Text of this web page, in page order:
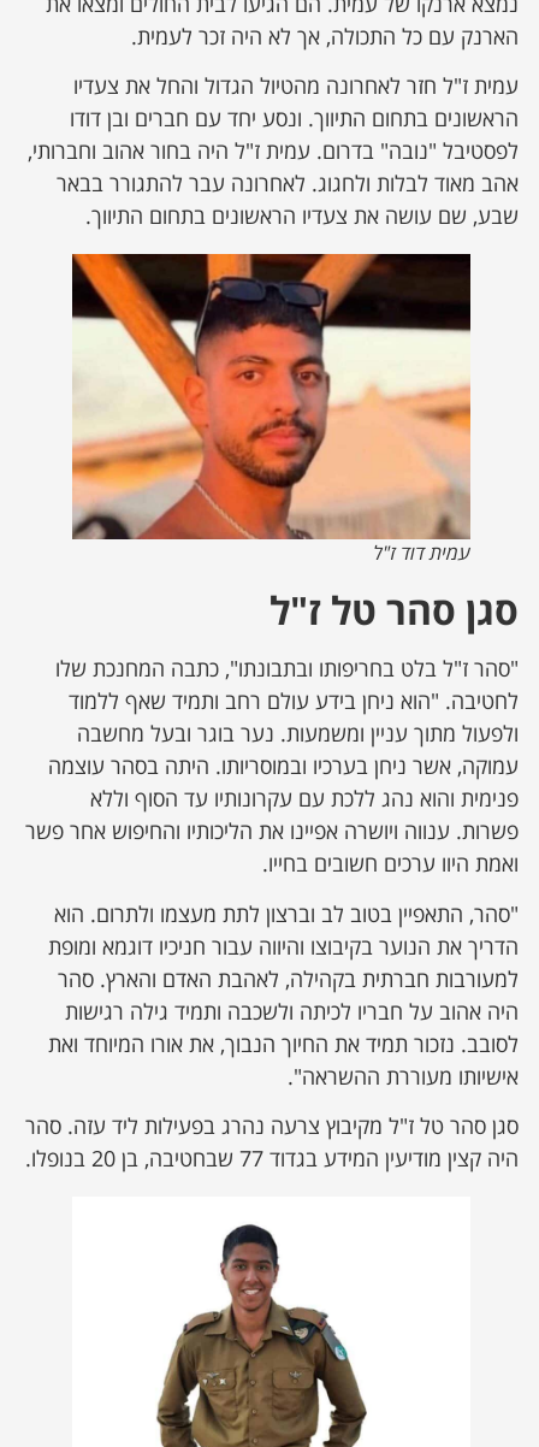
הארנק עם כל התכולה, אך לא היה זכר לעמית.
עמית ז"ל חזר לאחרונה מהטיול הגדול והחל את צעדיו
הראשונים בתחום התיווך. ונסע יחד עם חברים ובן דודו
לפסטיבל "נובה" בדרום. עמית ז"ל היה בחור אהוב וחברותי,
אהב מאוד לבלות ולחגוג. לאחרונה עבר להתגורר בבאר
שבע, שם עושה את צעדיו הראשונים בתחום התיווך.
עמית דוד ז"ל
סגן סהר טל ז"ל
"סהר ז"ל בלט בחריפותו ובתבונתו", כתבה המחנכת שלו
לחטיבה. "הוא ניחן בידע עולם רחב ותמיד שאף ללמוד
ולפעול מתוך עניין ומשמעות. נער בוגר ובעל מחשבה
עמוקה, אשר ניחן בערכיו ובמוסריותו. היתה בסהר עוצמה
פנימית והוא נהג ללכת עם עקרונותיו עד הסוף וללא
פשרות. ענווה ויושרה אפיינו את הליכותיו והחיפוש אחר פשר
ואמת היוו ערכים חשובים בחייו.
"סהר, התאפיין בטוב לב וברצון לתת מעצמו ולתרום. הוא
הדריך את הנוער בקיבוצו והיווה עבור חניכיו דוגמא ומופת
למעורבות חברתית בקהילה, לאהבת האדם והארץ. סהר
היה אהוב על חבריו לכיתה ולשכבה ותמיד גילה רגישות
לסובב. נזכור תמיד את החיוך הנבוך, את אורו המיוחד ואת
אישיותו מעוררת ההשראה".
סגן סהר טל ז"ל מקיבוץ צרעה נהרג בפעילות ליד עזה. סהר
היה קצין מודיעין המידע בגדוד 77 שבחטיבה, בן 20 בנופלו.